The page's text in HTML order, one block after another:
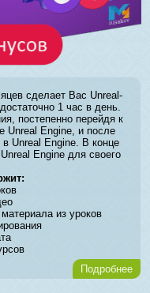
сделает Вас Unreal-
1 час в день.
постепенно перейдя к
Unreal Engine, и после
Unreal Engine. В конце
Engine для своего
из уроков
Подробнее